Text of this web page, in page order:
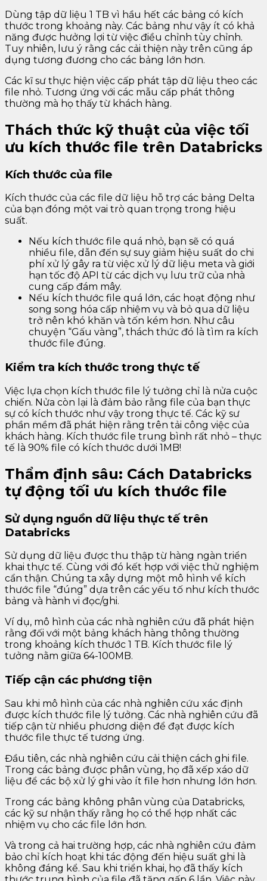
Dùng tập dữ liệu 1 TB vì hầu hết các bảng có kích
thước trong khoảng này. Các bảng như vậy ít có khả
năng được hưởng lợi từ việc điều chỉnh tùy chỉnh.
Tuy nhiên, lưu ý rằng các cải thiện này trên cũng áp
dụng tương đương cho các bảng lớn hơn.
Các kĩ sư thực hiện việc cấp phát tập dữ liệu theo các
file nhỏ. Tương ứng với các mẫu cấp phát thông
thường mà họ thấy từ khách hàng.
Thách thức kỹ thuật của việc tối
ưu kích thước file trên Databricks
Kích thước của file
Kích thước của các file dữ liệu hỗ trợ các bảng Delta
của bạn đóng một vai trò quan trọng trong hiệu
suất.
Nếu kích thước file quá nhỏ, bạn sẽ có quá
nhiều file, dẫn đến sự suy giảm hiệu suất do chi
phí xử lý gây ra từ việc xử lý dữ liệu meta và giới
hạn tốc độ API từ các dịch vụ lưu trữ của nhà
cung cấp đám mây.
Nếu kích thước file quá lớn, các hoạt động như
song song hóa cấp nhiệm vụ và bỏ qua dữ liệu
trở nên khó khăn và tốn kém hơn. Như câu
chuyện “Gấu vàng”, thách thức đó là tìm ra kích
thước file đúng.
Kiểm tra kích thước trong thực tế
Việc lựa chọn kích thước file lý tưởng chỉ là nửa cuộc
chiến. Nửa còn lại là đảm bảo rằng file của bạn thực
sự có kích thước như vậy trong thực tế. Các kỹ sư
phần mềm đã phát hiện rằng trên tải công việc của
khách hàng. Kích thước file trung bình rất nhỏ – thực
tế là 90% file có kích thước dưới 1MB!
Thẩm định sâu: Cách Databricks
tự động tối ưu kích thước file
Sử dụng nguồn dữ liệu thực tế trên
Databricks
Sử dụng dữ liệu được thu thập từ hàng ngàn triển
khai thực tế. Cùng với đó kết hợp với việc thử nghiệm
cẩn thận. Chúng ta xây dựng một mô hình về kích
thước file “đúng” dựa trên các yếu tố như kích thước
bảng và hành vi đọc/ghi.
Ví dụ, mô hình của các nhà nghiên cứu đã phát hiện
rằng đối với một bảng khách hàng thông thường
trong khoảng kích thước 1 TB. Kích thước file lý
tưởng nằm giữa 64-100MB.
Tiếp cận các phương tiện
Sau khi mô hình của các nhà nghiên cứu xác định
được kích thước file lý tưởng. Các nhà nghiên cứu đã
tiếp cận từ nhiều phương diện để đạt được kích
thước file thực tế tương ứng.
Đầu tiên, các nhà nghiên cứu cải thiện cách ghi file.
Trong các bảng được phân vùng, họ đã xếp xáo dữ
liệu để các bộ xử lý ghi vào ít file hơn nhưng lớn hơn.
Trong các bảng không phân vùng của Databricks,
các kỹ sư nhận thấy rằng họ có thể hợp nhất các
nhiệm vụ cho các file lớn hơn.
Và trong cả hai trường hợp, các nhà nghiên cứu đảm
bảo chỉ kích hoạt khi tác động đến hiệu suất ghi là
không đáng kể. Sau khi triển khai, họ đã thấy kích